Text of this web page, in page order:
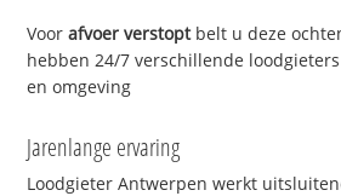
Voorafvoer verstoptbelt u deze
hebben 24/7 verschillende
en omgeving
Jarenlange ervaring
Loodgieter Antwerpen werkt